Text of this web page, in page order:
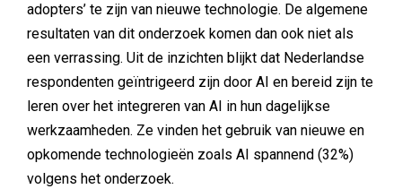
adopters’ te zijn van nieuwe technologie. De algemene
resultaten van dit onderzoek komen dan ook niet als
een verrassing. Uit de inzichten blijkt dat Nederlandse
respondenten geïntrigeerd zijn door AI en bereid zijn te
leren over het integreren van AI in hun dagelijkse
werkzaamheden. Ze vinden het gebruik van nieuwe en
opkomende technologieën zoals AI spannend (32%)
volgens het onderzoek.